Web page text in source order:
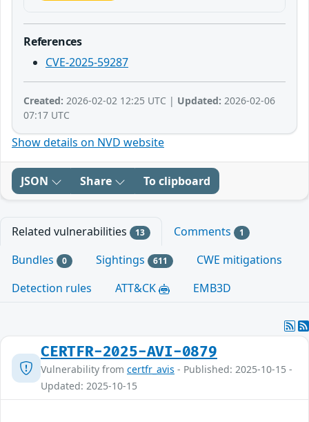
References
CVE-2025-59287
Created: 2026-02-02 12:25 UTC | Updated: 2026-02-06
07:17 UTC
Show details on NVD website
JSON Share To clipboard
Related vulnerabilities 13 Comments 1
Bundles 0 Sightings 611
CWE mitigations
Detection rules
ATT&CK EMB3D
CERTFR-2025-AVI-0879
Vulnerability from certfr_avis - Published: 2025-10-15 -
Updated: 2025-10-15